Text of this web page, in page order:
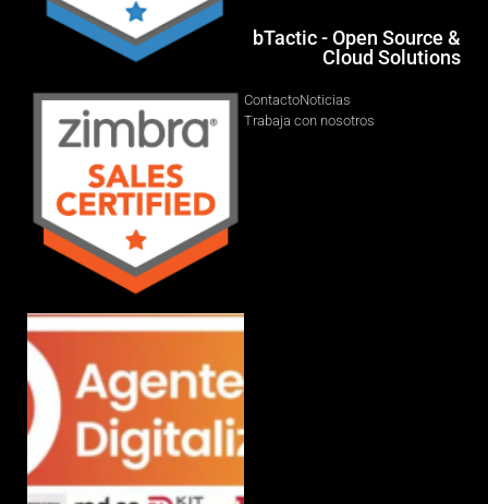
bTactic - Open Source &
Cloud Solutions
ContactoNoticias
Trabaja con nosotros